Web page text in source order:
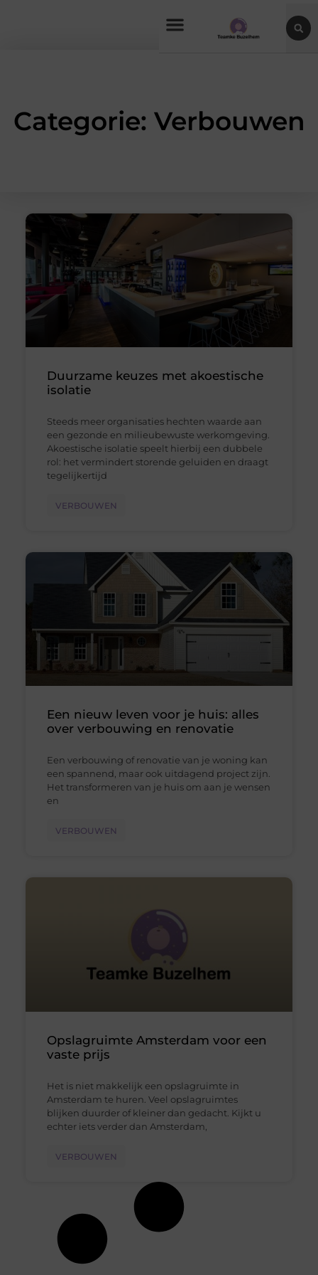
Categorie: Verbouwen
Duurzame keuzes met akoestische
isolatie
Steeds meer organisaties hechten waarde aan
een gezonde en milieubewuste werkomgeving.
Akoestische isolatie speelt hierbij een dubbele
rol: het vermindert storende geluiden en draagt
tegelijkertijd
VERBOUWEN
Een nieuw leven voor je huis: alles
over verbouwing en renovatie
Een verbouwing of renovatie van je woning kan
een spannend, maar ook uitdagend project zijn.
Het transformeren van je huis om aan je wensen
en
VERBOUWEN
Opslagruimte Amsterdam voor een
vaste prijs
Het is niet makkelijk een opslagruimte in
Amsterdam te huren. Veel opslagruimtes
blijken duurder of kleiner dan gedacht. Kijkt u
echter iets verder dan Amsterdam,
VERBOUWEN